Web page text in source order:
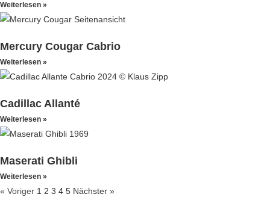
Weiterlesen »
Mercury Cougar Cabrio
Weiterlesen »
Cadillac Allanté
Weiterlesen »
Maserati Ghibli
Weiterlesen »
« Voriger 1 2 3 4 5 Nächster »